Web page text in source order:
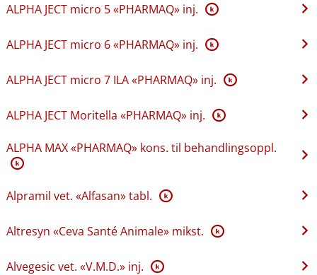
ALPHA JECT micro 5 «PHARMAQ» inj. K
ALPHA JECT micro 6 «PHARMAQ» inj. K
ALPHA JECT micro 7 ILA «PHARMAQ» inj. K
ALPHA JECT Moritella «PHARMAQ» inj. K
ALPHA MAX «PHARMAQ» kons. til behandlingsoppl.
K
Alpramil vet. «Alfasan» tabl. K
Altresyn «Ceva Santé Animale» mikst. K
Alvegesic vet. «V.M.D.» inj. K